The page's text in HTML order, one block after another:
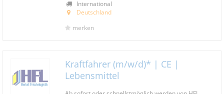
International
Deutschland
merken
Kraftfahrer (m/w/d)* | CE |
Lebensmittel